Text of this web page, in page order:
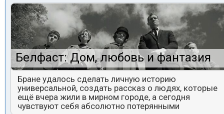
Белфаст: Дом, любовь и фантазия
Бране удалось сделать личную историю
универсальной, создать рассказ о людях, которые
ещё вчера жили в мирном городе, а сегодня
чувствуют себя абсолютно потерянными